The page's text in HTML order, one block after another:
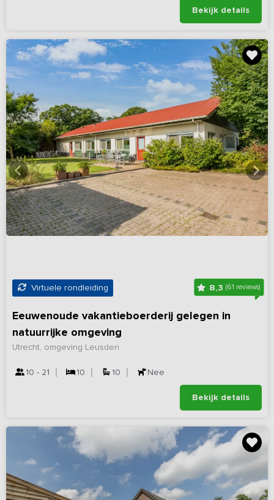
Bekijk details
Virtuele rondleiding 8,3(61 reviews)
Eeuwenoude vakantieboerderij gelegen in
natuurrijke omgeving
Utrecht, omgeving Leusden
10 - 21 10 10 Nee
Bekijk details